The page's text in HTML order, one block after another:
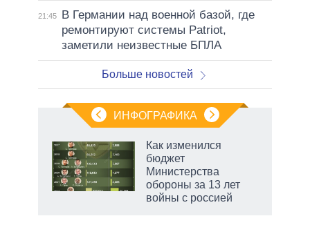
21:45
В Германии над военной базой, где
ремонтируют системы Patriot,
заметили неизвестные БПЛА
Больше новостей
ИНФОГРАФИКА
Как изменился
бюджет
Министерства
обороны за 13 лет
войны с россией